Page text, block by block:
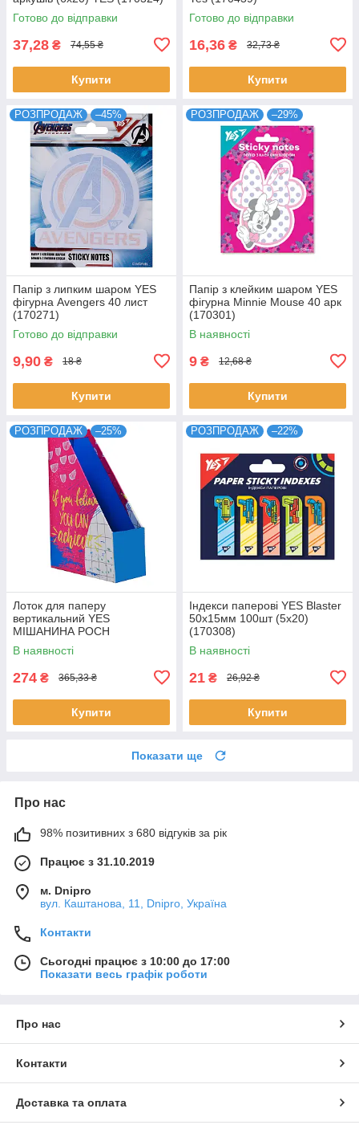
Готово до відправки
37,28 ₴ 74,55 ₴
Купити
Готово до відправки
16,36 ₴ 32,73 ₴
Купити
РОЗПРОДАЖ –45%
Папір з липким шаром YES
фігурна Avengers 40 лист
(170271)
Готово до відправки
9,90 ₴ 18 ₴
Купити
РОЗПРОДАЖ –29%
Папір з клейким шаром YES
фігурна Minnie Mouse 40 арк
(170301)
В наявності
9 ₴ 12,68 ₴
Купити
РОЗПРОДАЖ –25%
Лоток для паперу
вертикальний YES
МІШАНИНА POCH
код:707313
В наявності
274 ₴ 365,33 ₴
Купити
РОЗПРОДАЖ –22%
Індекси паперові YES Blaster
50x15мм 100шт (5x20)
(170308)
В наявності
21 ₴ 26,92 ₴
Купити
Показати ще
Про нас
98% позитивних з 680 відгуків за рік
Працює з 31.10.2019
м. Dnipro
вул. Каштанова, 11, Dnipro, Україна
Контакти
Сьогодні працює з 10:00 до 17:00
Показати весь графік роботи
Про нас
Контакти
Доставка та оплата